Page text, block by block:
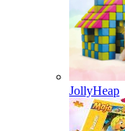
JollyHeap